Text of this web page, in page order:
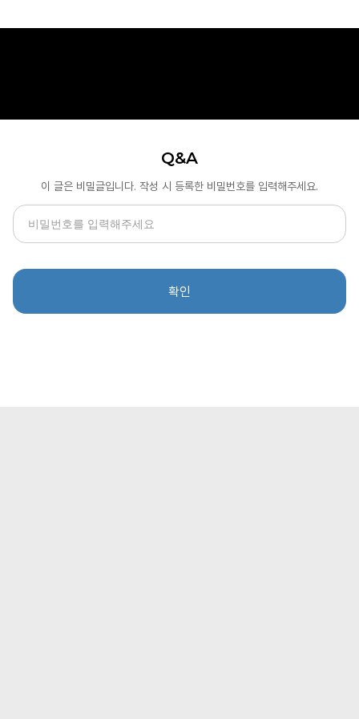
Q&A
이 글은 비밀글입니다. 작성 시 등록한 비밀번호를 입력해주세요.
확인